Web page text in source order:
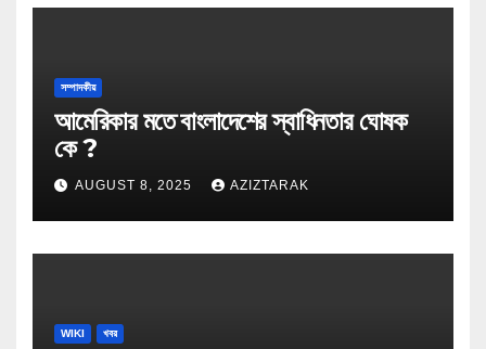
সম্পাদকীয়
আমেরিকার মতে বাংলাদেশের স্বাধিনতার ঘোষক
কে ?
AUGUST 8, 2025 AZIZTARAK
WIKI খবর